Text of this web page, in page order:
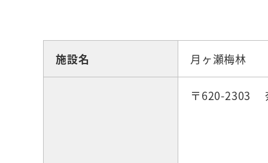
施設名 月ヶ瀬梅林
〒620-2303